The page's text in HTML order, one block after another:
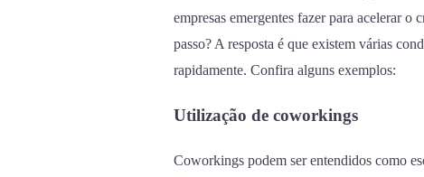
empresas emergentes fazer para acelerar
passo? A resposta é que existem várias
rapidamente. Confira alguns exemplos:
Utilização de coworkings
Coworkings podem ser entendidos como